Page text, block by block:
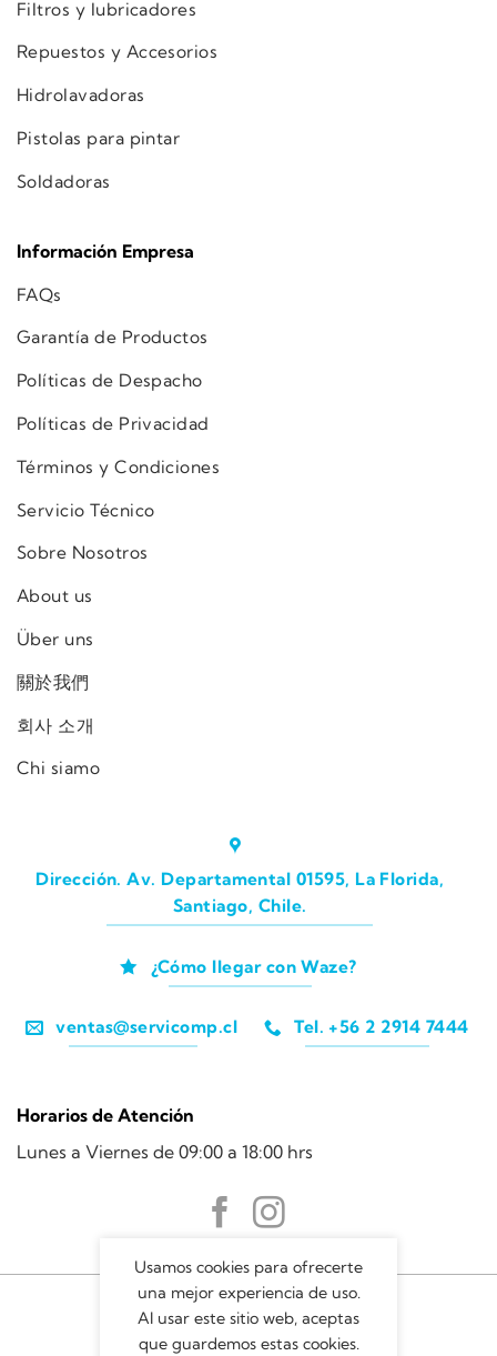
Filtros y lubricadores
Repuestos y Accesorios
Hidrolavadoras
Pistolas para pintar
Soldadoras
Información Empresa
FAQs
Garantía de Productos
Políticas de Despacho
Políticas de Privacidad
Términos y Condiciones
Servicio Técnico
Sobre Nosotros
About us
Über uns
關於我們
회사 소개
Chi siamo
Dirección. Av. Departamental 01595, La Florida,
Santiago, Chile.
¿Cómo llegar con Waze?
ventas@servicomp.cl Tel. +56 2 2914 7444
Horarios de Atención
Lunes a Viernes de 09:00 a 18:00 hrs
Usamos cookies para ofrecerte
una mejor experiencia de uso.
Al usar este sitio web, aceptas
que guardemos estas cookies.